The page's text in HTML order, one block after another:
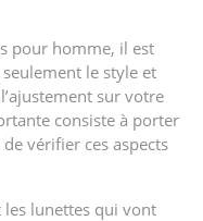
pour homme, il est
le style et
sur votre
consiste à porter
vérifier ces aspects
les lunettes qui vont